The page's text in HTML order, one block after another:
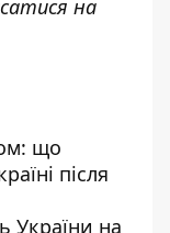
на
що
після
України на